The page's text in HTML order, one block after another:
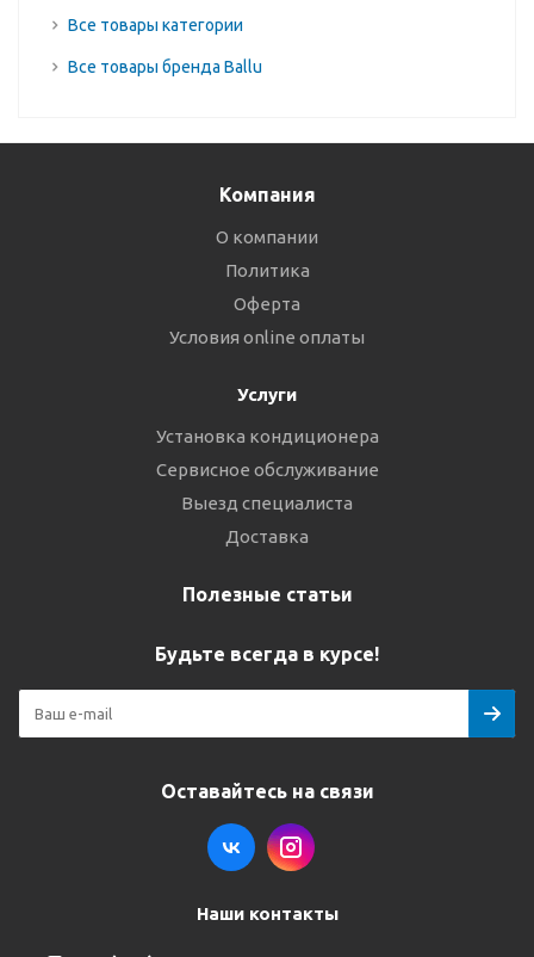
Все товары категории
Все товары бренда Ballu
Компания
О компании
Политика
Оферта
Условия online оплаты
Услуги
Установка кондиционера
Сервисное обслуживание
Выезд специалиста
Доставка
Полезные статьи
Будьте всегда в курсе!
Оставайтесь на связи
Наши контакты